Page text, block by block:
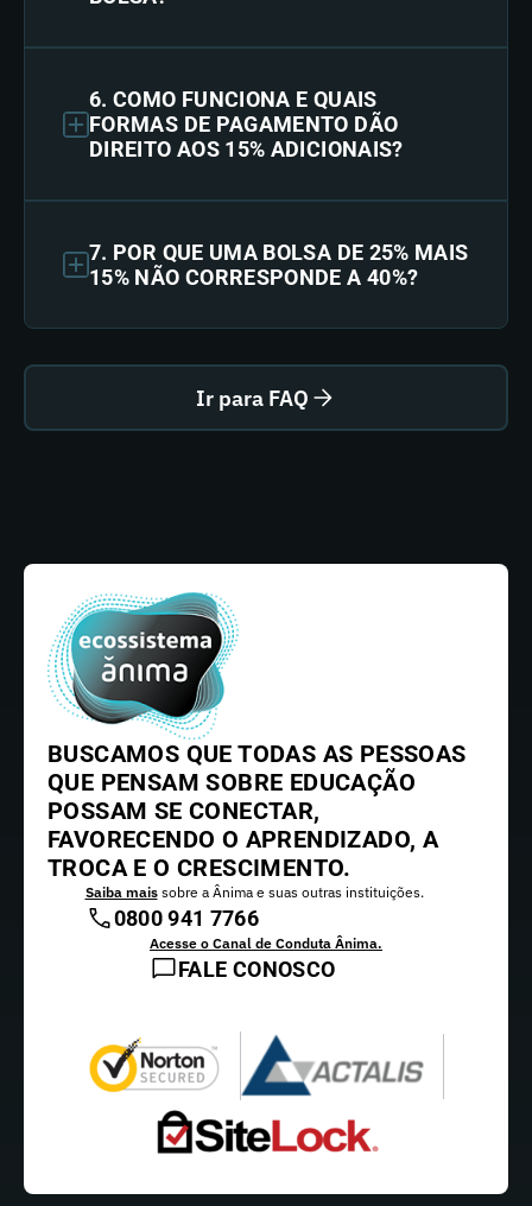
6. COMO FUNCIONA E QUAIS
FORMAS DE PAGAMENTO DÃO
DIREITO AOS 15% ADICIONAIS?
7. POR QUE UMA BOLSA DE 25% MAIS
15% NÃO CORRESPONDE A 40%?
Ir para FAQ
BUSCAMOS QUE TODAS AS PESSOAS
QUE PENSAM SOBRE EDUCAÇÃO
POSSAM SE CONECTAR,
FAVORECENDO O APRENDIZADO, A
TROCA E O CRESCIMENTO.
Saiba maissobre a Ânima e suas outras instituições.
0800 941 7766
Acesse o Canal de Conduta Ânima.
FALE CONOSCO